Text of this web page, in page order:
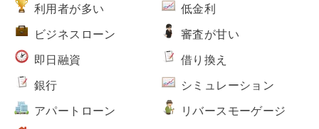
利用者が多い 低金利
ビジネスローン 審査が甘い
即日融資 借り換え
銀行 シミュレーション
アパートローン リバースモーゲージ